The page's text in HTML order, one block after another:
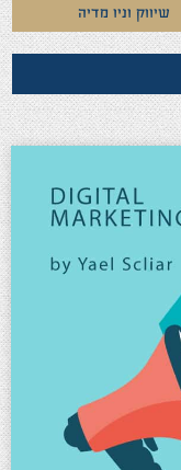
שיווק וניו מדיה